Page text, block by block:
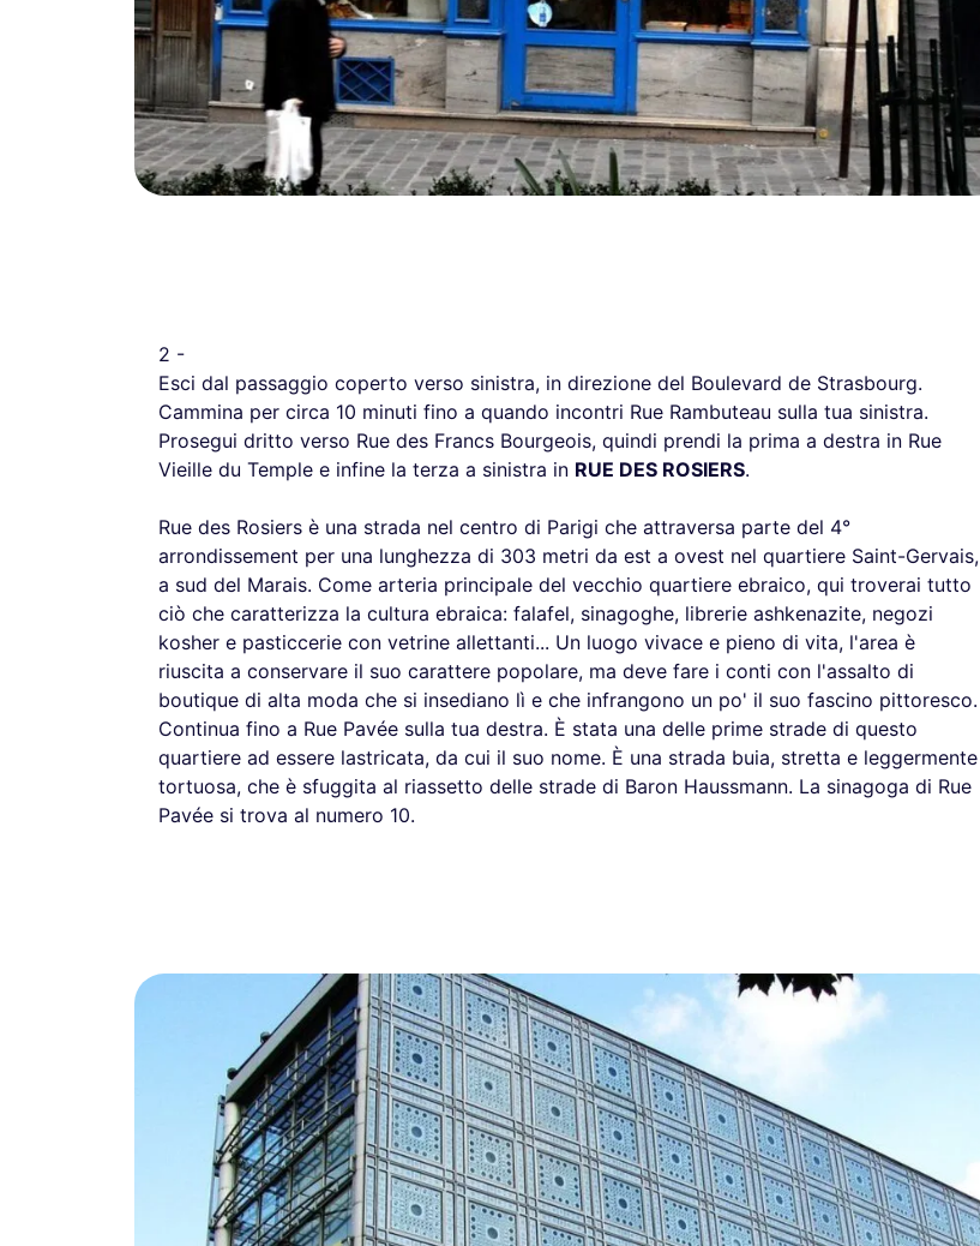
2 -
Esci dal passaggio coperto verso sinistra, in direzione del Boulevard de Strasbourg.
Cammina per circa 10 minuti fino a quando incontri Rue Rambuteau sulla tua sinistra.
Prosegui dritto verso Rue des Francs Bourgeois, quindi prendi la prima a destra in Rue
Vieille du Temple e infine la terza a sinistra in RUE DES ROSIERS.
Rue des Rosiers è una strada nel centro di Parigi che attraversa parte del 4°
arrondissement per una lunghezza di 303 metri da est a ovest nel quartiere Saint-Gervais,
a sud del Marais. Come arteria principale del vecchio quartiere ebraico, qui troverai tutto
ciò che caratterizza la cultura ebraica: falafel, sinagoghe, librerie ashkenazite, negozi
kosher e pasticcerie con vetrine allettanti... Un luogo vivace e pieno di vita, l'area è
riuscita a conservare il suo carattere popolare, ma deve fare i conti con l'assalto di
boutique di alta moda che si insediano lì e che infrangono un po' il suo fascino pittoresco.
Continua fino a Rue Pavée sulla tua destra. È stata una delle prime strade di questo
quartiere ad essere lastricata, da cui il suo nome. È una strada buia, stretta e leggermente
tortuosa, che è sfuggita al riassetto delle strade di Baron Haussmann. La sinagoga di Rue
Pavée si trova al numero 10.